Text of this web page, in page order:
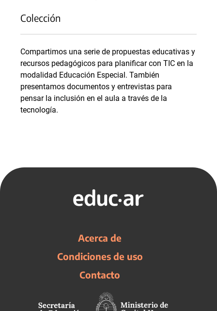
Colección
Compartimos una serie de propuestas educativas y
recursos pedagógicos para planificar con TIC en la
modalidad Educación Especial. También
presentamos documentos y entrevistas para
pensar la inclusión en el aula a través de la
tecnología.
Acerca de
Condiciones de uso
Contacto